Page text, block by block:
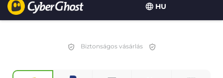
HU
Biztonságos vásárlás